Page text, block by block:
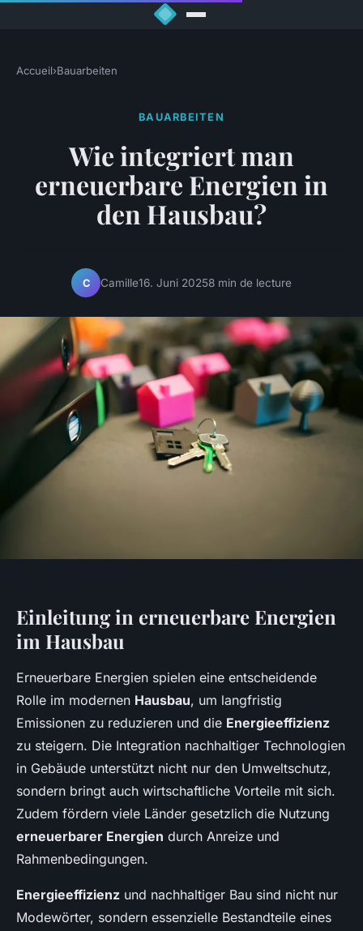
Accueil›Bauarbeiten
BAUARBEITEN
Wie integriert man
erneuerbare Energien in
den Hausbau?
C Camille16. Juni 20258 min de lecture
Einleitung in erneuerbare Energien
im Hausbau
Erneuerbare Energien spielen eine entscheidende
Rolle im modernen Hausbau, um langfristig
Emissionen zu reduzieren und die Energieeffizienz
zu steigern. Die Integration nachhaltiger Technologien
in Gebäude unterstützt nicht nur den Umweltschutz,
sondern bringt auch wirtschaftliche Vorteile mit sich.
Zudem fördern viele Länder gesetzlich die Nutzung
erneuerbarer Energien durch Anreize und
Rahmenbedingungen.
Energieeffizienz und nachhaltiger Bau sind nicht nur
Modewörter, sondern essenzielle Bestandteile eines